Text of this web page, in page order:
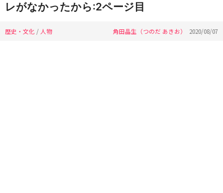
レがなかったから:2ページ目
歴史・文化 / 人物 角田晶生（つのだ あきお） 2020/08/07